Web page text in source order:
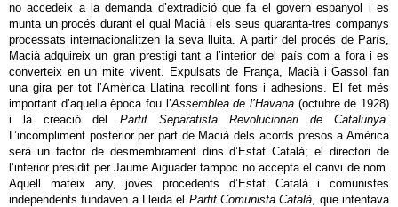
no accedeix a la demanda d’extradició que fa el govern espanyol i es
munta un procés durant el qual Macià i els seus quaranta-tres companys
processats internacionalitzen la seva lluita. A partir del procés de París,
Macià adquireix un gran prestigi tant a l’interior del país com a fora i es
converteix en un mite vivent. Expulsats de França, Macià i Gassol fan
una gira per tot l’Amèrica Llatina recollint fons i adhesions. El fet més
important d’aquella època fou l’Assemblea de l’Havana (octubre de 1928)
i la creació del Partit Separatista Revolucionari de Catalunya.
L’incompliment posterior per part de Macià dels acords presos a Amèrica
serà un factor de desmembrament dins d’Estat Català; el directori de
l’interior presidit per Jaume Aiguader tampoc no accepta el canvi de nom.
Aquell mateix any, joves procedents d’Estat Català i comunistes
independents fundaven a Lleida el Partit Comunista Català, que intentava